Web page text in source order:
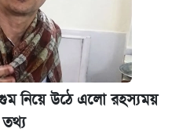
নিয়ে উঠে এলো রহস্যময়
তথ্য